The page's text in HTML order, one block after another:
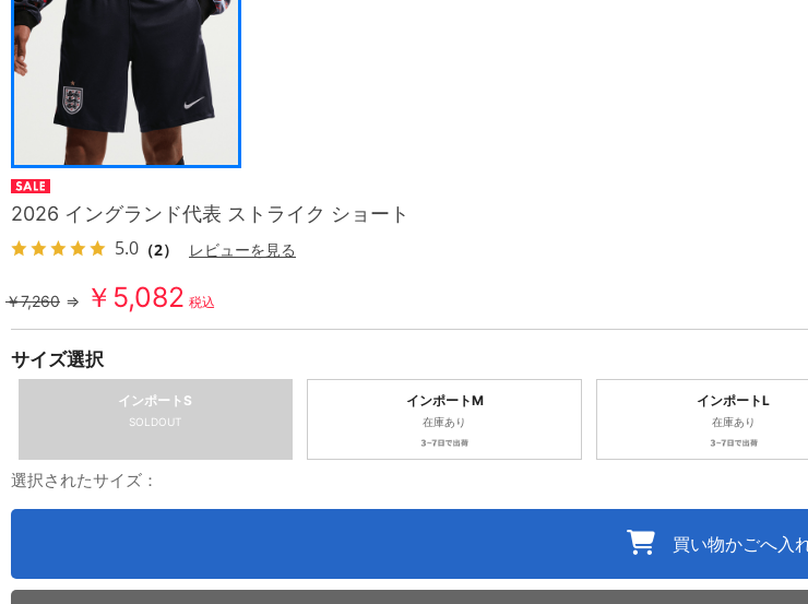
2026 イングランド代表 ストライク ショート
5.0 （2） レビューを見る
￥7,260 ⇒ ￥5,082 税込
サイズ選択
インポートS
SOLDOUT
インポートM
在庫あり
インポートL
在庫あり
選択されたサイズ：
買い物かごへ入